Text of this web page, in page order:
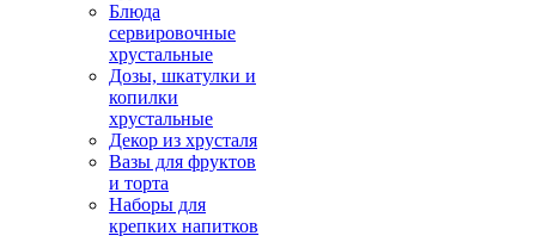
Блюда
сервировочные
хрустальные
Дозы, шкатулки и
копилки
хрустальные
Декор из хрусталя
Вазы для фруктов
и торта
Наборы для
крепких напитков